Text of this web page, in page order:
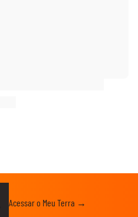
Acessar o Meu Terra →